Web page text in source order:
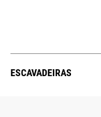
ESCAVADEIRAS